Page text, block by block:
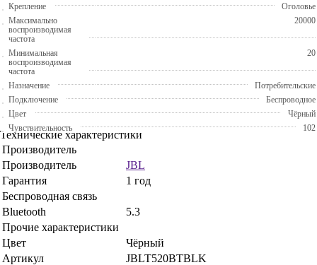
Крепление
Оголовье
Максимально
воспроизводимая
частота
20000
Минимальная
воспроизводимая
частота
20
Назначение
Потребительские
Подключение
Беспроводное
Цвет
Чёрный
Чувствительность
102
Технические характеристики
Производитель
Производитель
JBL
Гарантия
1 год
Беспроводная связь
Bluetooth
5.3
Прочие характеристики
Цвет
Чёрный
Артикул
JBLT520BTBLK